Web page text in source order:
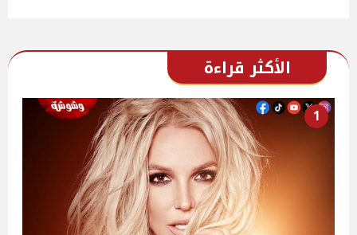
الأكثر قراءة
1